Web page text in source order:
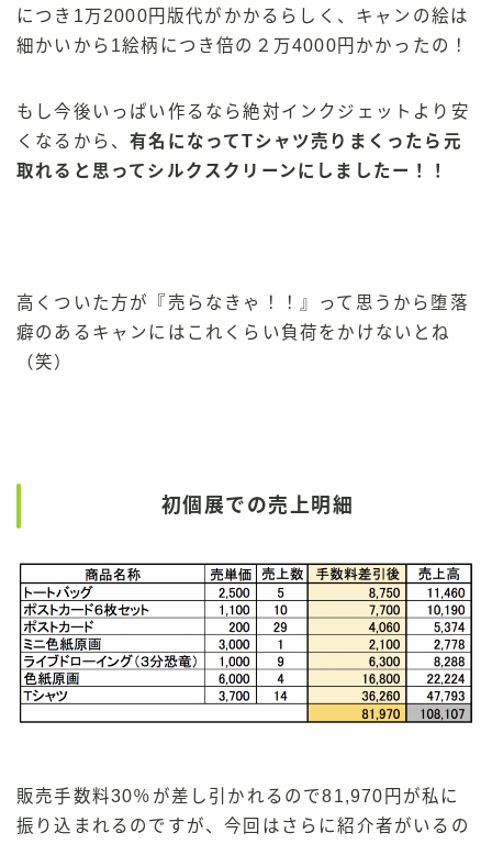
につき1万2000円版代がかかるらしく、キャンの絵は
細かいから1絵柄につき倍の２万4000円かかったの！
もし今後いっぱい作るなら絶対インクジェットより安
くなるから、有名になってTシャツ売りまくったら元
取れると思ってシルクスクリーンにしましたー！！
高くついた方が『売らなきゃ！！』って思うから堕落
癖のあるキャンにはこれくらい負荷をかけないとね
（笑）
初個展での売上明細
販売手数料30％が差し引かれるので81,970円が私に
振り込まれるのですが、今回はさらに紹介者がいるの